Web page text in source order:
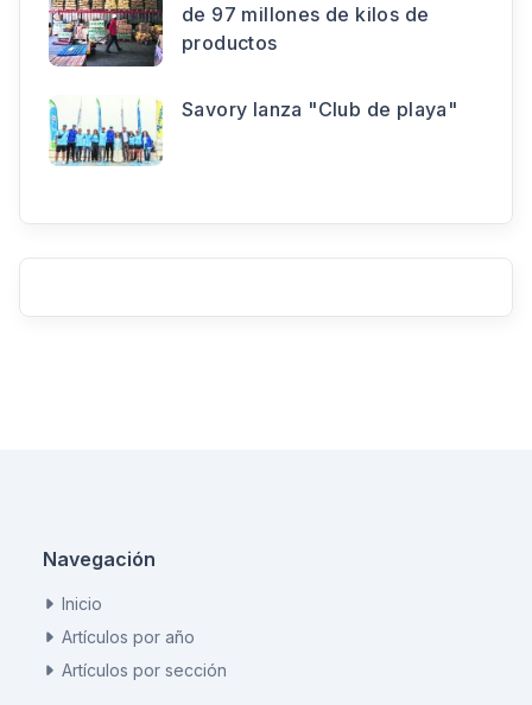
de 97 millones de kilos de
productos
Savory lanza "Club de playa"
Navegación
Inicio
Artículos por año
Artículos por sección